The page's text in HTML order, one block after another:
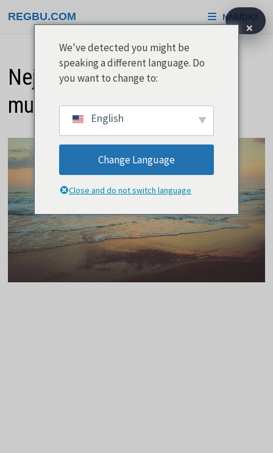
na
REGBU.COM NABÍDKA
Nejkrásnější pláže světa
musí navštívit každý
×
We've detected you might be
speaking a different language. Do
you want to change to:
English
Change Language
Close and do not switch language